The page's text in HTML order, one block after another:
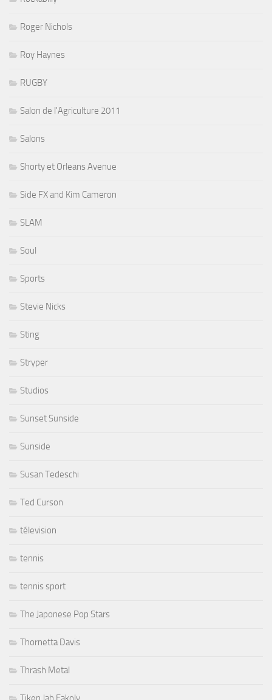
Roger Nichols
Roy Haynes
RUGBY
Salon de l'Agriculture 2011
Salons
Shorty et Orleans Avenue
Side FX and Kim Cameron
SLAM
Soul
Sports
Stevie Nicks
Sting
Stryper
Studios
Sunset Sunside
Sunside
Susan Tedeschi
Ted Curson
télevision
tennis
tennis sport
The Japonese Pop Stars
Thornetta Davis
Thrash Metal